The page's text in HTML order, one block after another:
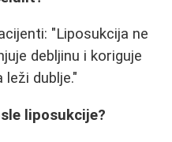
"Liposukcija ne
debljinu i koriguje
dublje."
liposukcije?